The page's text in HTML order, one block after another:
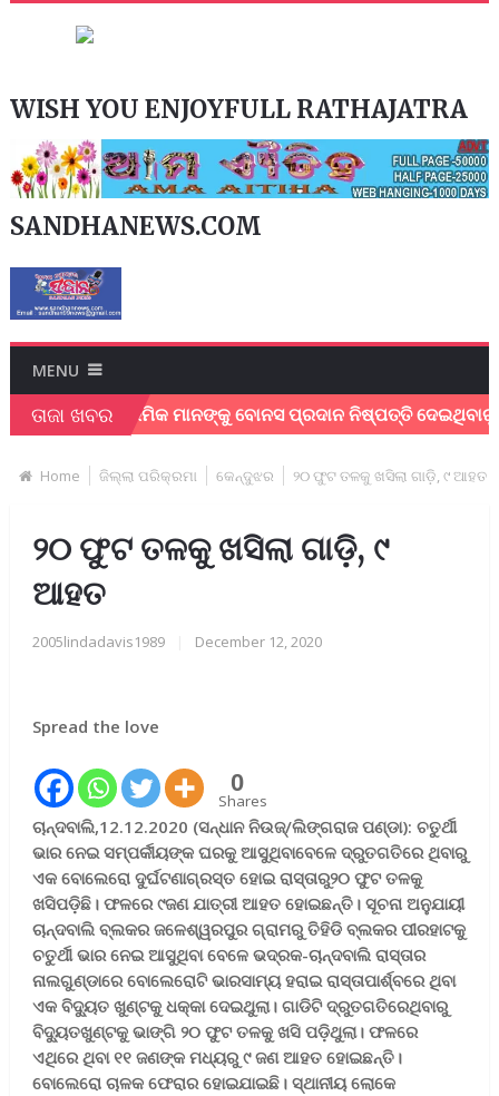
WISH YOU ENJOYFULL RATHAJATRA
SANDHANEWS.COM
MENU
ତାଜା ଖବର
ଶ୍ରମିକ ମାନଙ୍କୁ ବୋନସ ପ୍ରଦାନ ନିଷ୍ପତ୍ତି ଦେଇଥିବାରୁ
Home ଜିଲ୍ଲା ପରିକ୍ରମା କେନ୍ଦୁଝର ୨୦ ଫୁଟ ତଳକୁ ଖସିଲା ଗାଡ଼ି, ୯ ଆହତ
୨୦ ଫୁଟ ତଳକୁ ଖସିଲା ଗାଡ଼ି, ୯
ଆହତ
2005lindadavis1989 December 12, 2020
Spread the love
0
Shares
ଚାନ୍ଦବାଲି,12.12.2020 (ସନ୍ଧାନ ନିଉଜ୍/ଲିଙ୍ଗରାଜ ପଣ୍ଡା): ଚତୁର୍ଥୀ
ଭାର ନେଇ ସମ୍ପର୍କୀୟଙ୍କ ଘରକୁ ଆସୁଥିବାବେଳେ ଦ୍ରୁତଗତିରେ ଥିବାରୁ
ଏକ ବୋଲେରୋ ଦୁର୍ଘଟଣାଗ୍ରସ୍ତ ହୋଇ ରାସ୍ତାରୁ୨୦ ଫୁଟ ତଳକୁ
ଖସିପଡ଼ିଛି। ଫଳରେ ୯ଜଣ ଯାତ୍ରୀ ଆହତ ହୋଇଛନ୍ତି। ସୂଚନା ଅନୁଯାୟୀ
ଚାନ୍ଦବାଲି ବ୍ଲକର ଜଳେଶ୍ୱରପୁର ଗ୍ରାମରୁ ତିହିଡି ବ୍ଲକର ପୀରହାଟକୁ
ଚତୁର୍ଥୀ ଭାର ନେଇ ଆସୁଥିବା ବେଳେ ଭଦ୍ରକ-ଚାନ୍ଦବାଲି ରାସ୍ତାର
ନାଲଗୁଣ୍ଡାରେ ବୋଲେରୋଟି ଭାରସାମ୍ୟ ହରାଇ ରାସ୍ତାପାର୍ଶ୍ବରେ ଥିବା
ଏକ ବିଦ୍ୟୁତ ଖୁଣ୍ଟକୁ ଧକ୍କା ଦେଇଥୁଲା। ଗାଡିଟି ଦ୍ରୁତଗତିରେଥିବାରୁ
ବିଦ୍ୟୁତଖୁଣ୍ଟକୁ ଭାଙ୍ଗି ୨୦ ଫୁଟ ତଳକୁ ଖସି ପଡ଼ିଥୁଲା। ଫଳରେ
ଏଥିରେ ଥିବା ୧୧ ଜଣଙ୍କ ମଧ୍ୟରୁ ୯ ଜଣ ଆହତ ହୋଇଛନ୍ତି।
ବୋଲେରୋ ଚାଳକ ଫେରାର ହୋଇଯାଇଛି। ସ୍ଥାନୀୟ ଲୋକେ